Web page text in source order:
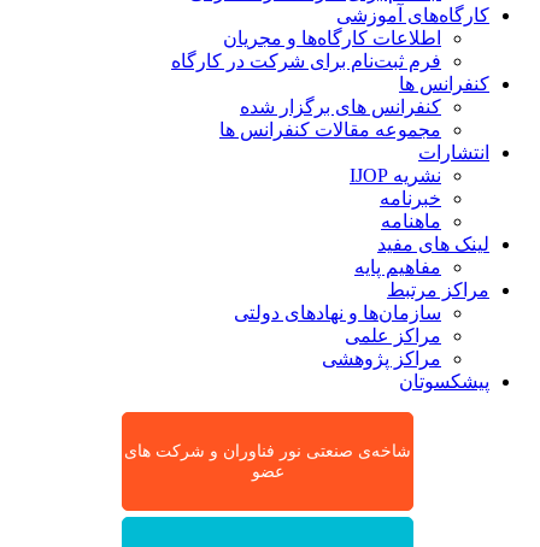
کارگاه‌های آموزشی
اطلاعات کارگاه‌ها و مجریان
فرم ثبت‌نام برای شرکت در کارگاه
کنفرانس ها
کنفرانس های برگزار شده
مجموعه مقالات کنفرانس ها
انتشارات
نشریه IJOP
خبرنامه
ماهنامه
لینک های مفید
مفاهیم پایه
مراکز مرتبط
سازمان‌ها و نهادهای دولتی
مراکز علمی
مراکز پژوهشی
پیشکسوتان
شاخه‌ی صنعتی نور فناوران و شرکت های
عضو